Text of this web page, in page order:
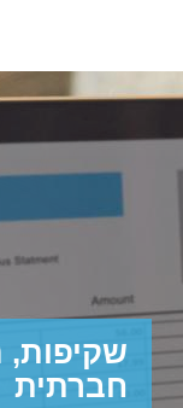
שקיפות,
חברתית